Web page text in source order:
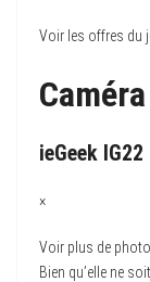
Voir les offres du
ieGeek IG22
×
Voir plus de
Bien qu’elle ne